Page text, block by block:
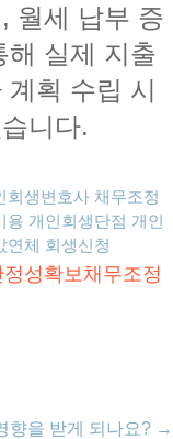
월세 납부 증
해 실제 지출
획 수립 시
니다.
회생변호사 채무조정
용 개인회생단점 개인
연체 회생신청
성확보채무조정
향을 받게 되나요? →